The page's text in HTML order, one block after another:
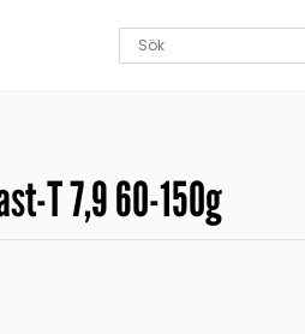
T 7,9 60-150g